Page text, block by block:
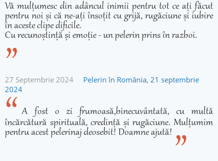
Vă mulțumesc din adâncul inimii pentru tot ce ați făcut
pentru noi și că ne-ați însoțit cu grijă, rugăciune și iubire
în aceste clipe dificile.
Cu recunoștință și emoție - un pelerin prins în razboi.
27 Septembrie 2024
Pelerin în România, 21 septembrie
2024
A fost o zi frumoasă,binecuvântată, cu multă
încărcătură spirituală, credință și rugăciune. Mulțumim
pentru acest pelerinaj deosebit! Doamne ajută!